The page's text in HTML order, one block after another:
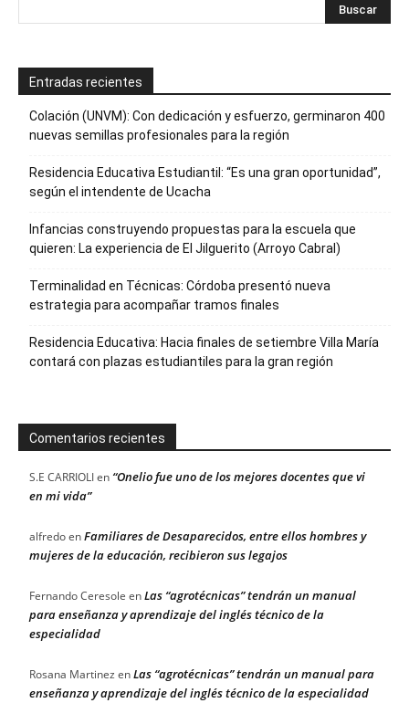
Entradas recientes
Colación (UNVM): Con dedicación y esfuerzo, germinaron 400
nuevas semillas profesionales para la región
Residencia Educativa Estudiantil: “Es una gran oportunidad”,
según el intendente de Ucacha
Infancias construyendo propuestas para la escuela que
quieren: La experiencia de El Jilguerito (Arroyo Cabral)
Terminalidad en Técnicas: Córdoba presentó nueva
estrategia para acompañar tramos finales
Residencia Educativa: Hacia finales de setiembre Villa María
contará con plazas estudiantiles para la gran región
Comentarios recientes
S.E CARRIOLIen “Onelio fue uno de los mejores docentes que vi
en mi vida”
alfredoenFamiliares de Desaparecidos, entre ellos hombres y
mujeres de la educación, recibieron sus legajos
Fernando Ceresole enLas “agrotécnicas” tendrán un manual
para enseñanza y aprendizaje del inglés técnico de la
especialidad
Rosana Martinez enLas “agrotécnicas” tendrán un manual para
enseñanza y aprendizaje del inglés técnico de la especialidad